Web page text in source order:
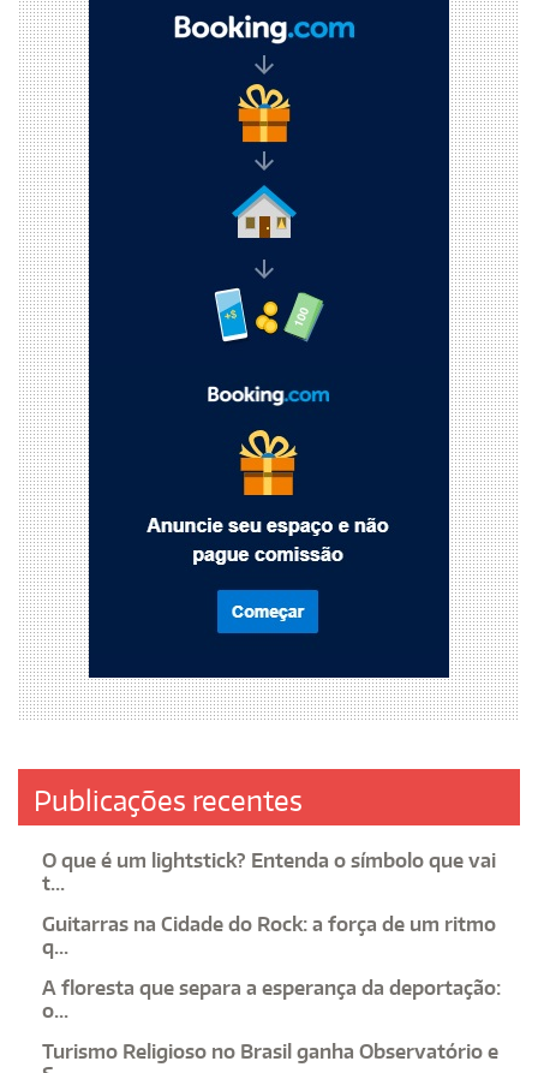
Publicações recentes
O que é um lightstick? Entenda o símbolo que vai
t...
Guitarras na Cidade do Rock: a força de um ritmo
q...
A floresta que separa a esperança da deportação:
o...
Turismo Religioso no Brasil ganha Observatório e